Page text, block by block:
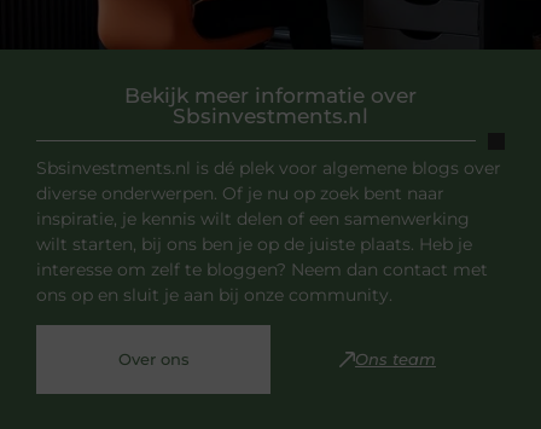
Bekijk meer informatie over
Sbsinvestments.nl
Sbsinvestments.nl is dé plek voor algemene blogs over
diverse onderwerpen. Of je nu op zoek bent naar
inspiratie, je kennis wilt delen of een samenwerking
wilt starten, bij ons ben je op de juiste plaats. Heb je
interesse om zelf te bloggen? Neem dan contact met
ons op en sluit je aan bij onze community.
Over ons Ons team